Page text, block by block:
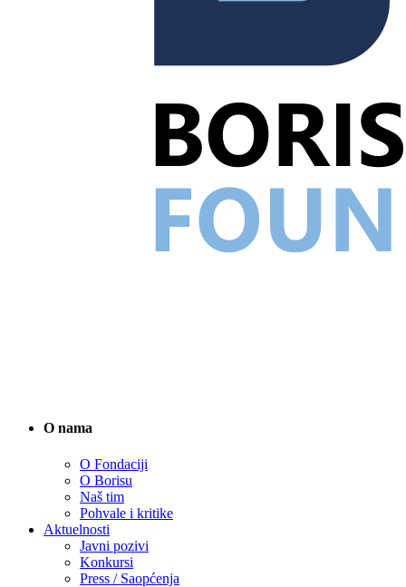
O nama
O Fondaciji
O Borisu
Naš tim
Pohvale i kritike
Aktuelnosti
Javni pozivi
Konkursi
Press / Saopćenja